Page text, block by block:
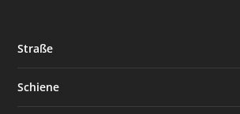
Straße
Schiene